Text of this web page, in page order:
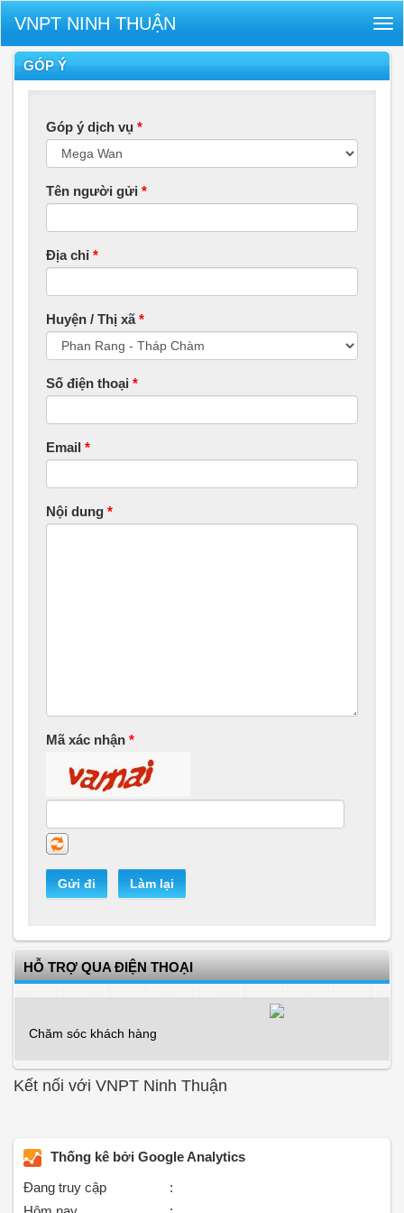
VNPT NINH THUẬN
GÓP Ý
Góp ý dịch vụ *
Tên người gửi *
Địa chỉ *
Huyện / Thị xã*
Số điện thoại *
Email *
Nội dung *
Mã xác nhận *
Gửi đi Làm lại
HỖ TRỢ QUA ĐIỆN THOẠI
Chăm sóc khách hàng
Kết nối với VNPT Ninh Thuận
Thống kê bởi Google Analytics
Đang truy cập
: